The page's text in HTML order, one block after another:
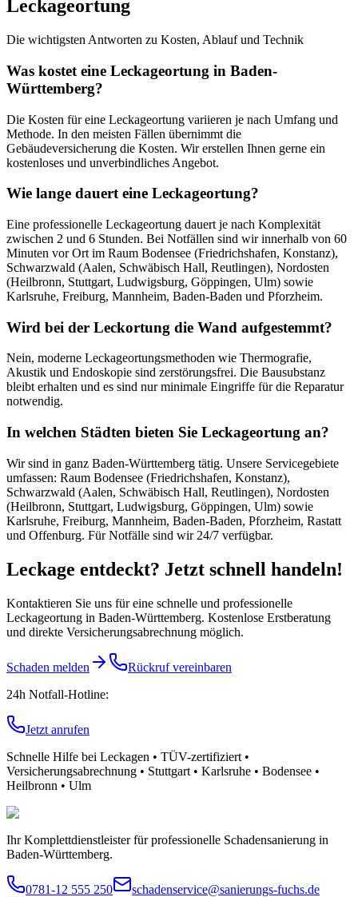
Leckageortung
Die wichtigsten Antworten zu Kosten, Ablauf und Technik
Was kostet eine Leckageortung in Baden-
Württemberg?
Die Kosten für eine Leckageortung variieren je nach Umfang und
Methode. In den meisten Fällen übernimmt die
Gebäudeversicherung die Kosten. Wir erstellen Ihnen gerne ein
kostenloses und unverbindliches Angebot.
Wie lange dauert eine Leckageortung?
Eine professionelle Leckageortung dauert je nach Komplexität
zwischen 2 und 6 Stunden. Bei Notfällen sind wir innerhalb von 60
Minuten vor Ort im Raum Bodensee (Friedrichshafen, Konstanz),
Schwarzwald (Aalen, Schwäbisch Hall, Reutlingen), Nordosten
(Heilbronn, Stuttgart, Ludwigsburg, Göppingen, Ulm) sowie
Karlsruhe, Freiburg, Mannheim, Baden-Baden und Pforzheim.
Wird bei der Leckortung die Wand aufgestemmt?
Nein, moderne Leckageortungsmethoden wie Thermografie,
Akustik und Endoskopie sind zerstörungsfrei. Die Bausubstanz
bleibt erhalten und es sind nur minimale Eingriffe für die Reparatur
notwendig.
In welchen Städten bieten Sie Leckageortung an?
Wir sind in ganz Baden-Württemberg tätig. Unsere Servicegebiete
umfassen: Raum Bodensee (Friedrichshafen, Konstanz),
Schwarzwald (Aalen, Schwäbisch Hall, Reutlingen), Nordosten
(Heilbronn, Stuttgart, Ludwigsburg, Göppingen, Ulm) sowie
Karlsruhe, Freiburg, Mannheim, Baden-Baden, Pforzheim, Rastatt
und Offenburg. Für Notfälle sind wir 24/7 verfügbar.
Leckage entdeckt? Jetzt schnell handeln!
Kontaktieren Sie uns für eine schnelle und professionelle
Leckageortung in Baden-Württemberg. Kostenlose Erstberatung
und direkte Versicherungsabrechnung möglich.
Schaden melden
Rückruf vereinbaren
24h Notfall-Hotline:
Jetzt anrufen
Schnelle Hilfe bei Leckagen • TÜV-zertifiziert •
Versicherungsabrechnung • Stuttgart • Karlsruhe • Bodensee •
Heilbronn • Ulm
Ihr Komplettdienstleister für professionelle Schadensanierung in
Baden-Württemberg.
0781-12 555 250
schadenservice@sanierungs-fuchs.de